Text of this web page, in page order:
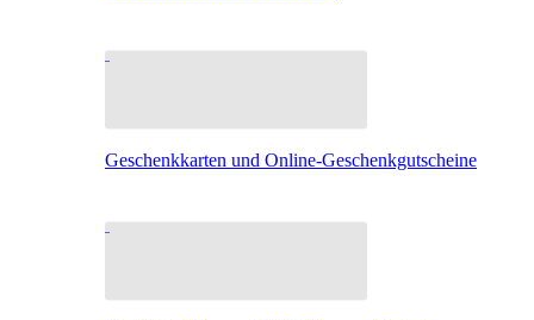
Geschenkkarten und Online-Geschenkgutscheine